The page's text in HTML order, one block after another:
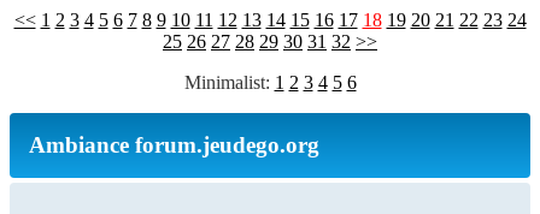
<< 1 2 3 4 5 6 7 8 9 10 11 12 13 14 15 16 17 18 19 20 21 22 23 24
25 26 27 28 29 30 31 32 >>
Minimalist: 1 2 3 4 5 6
Ambiance forum.jeudego.org